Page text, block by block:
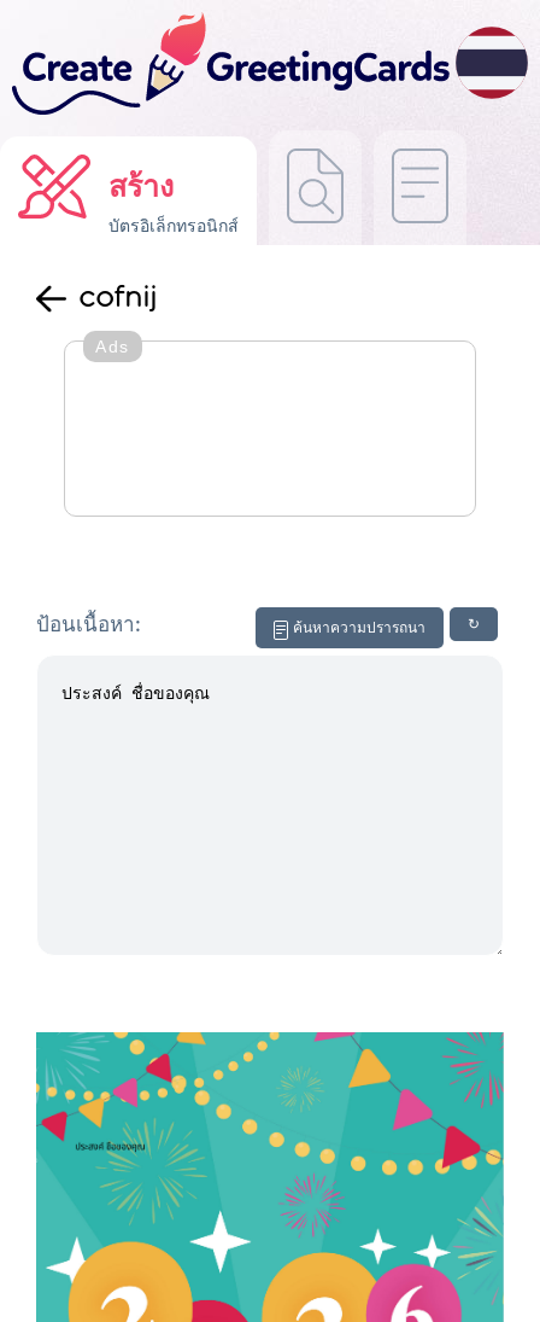
สร้าง
บัตรอิเล็กทรอนิกส์
cofnij
Ads
↻
ค้นหาความปรารถนา
ป้อนเนื้อหา: